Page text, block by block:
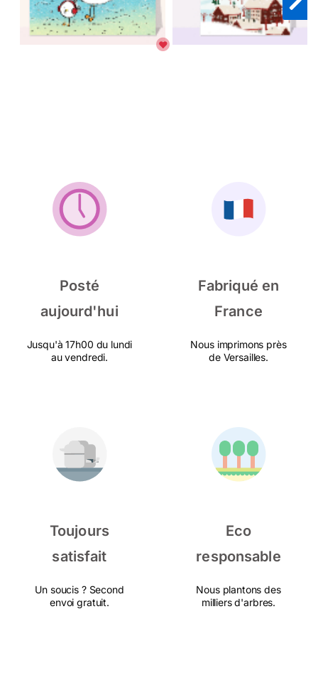
Posté
aujourd'hui
Jusqu'à 17h00 du lundi
au vendredi.
Fabriqué en
France
Nous imprimons près
de Versailles.
Toujours
satisfait
Un soucis ? Second
envoi gratuit.
Eco
responsable
Nous plantons des
milliers d'arbres.